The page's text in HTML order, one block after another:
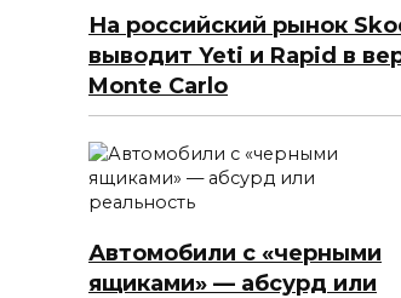
На российский рынок
выводит Yeti и Rapid в
Monte Carlo
Автомобили с «черными
ящиками» — абсурд или